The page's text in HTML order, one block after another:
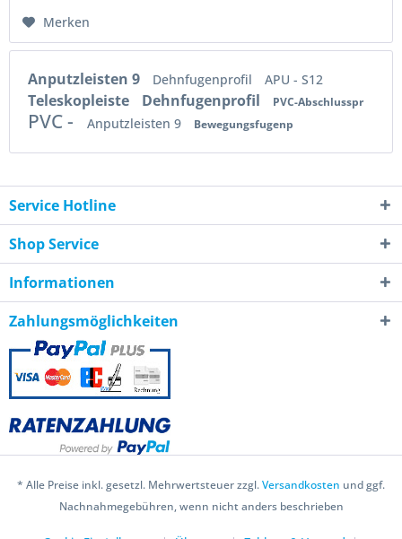
Merken
Anputzleisten 9 Dehnfugenprofil APU - S12
Teleskopleiste Dehnfugenprofil PVC-Abschlusspr
PVC - Anputzleisten 9 Bewegungsfugenp
Service Hotline
Shop Service
Informationen
Zahlungsmöglichkeiten
* Alle Preise inkl. gesetzl. Mehrwertsteuer zzgl.Versandkosten und ggf.
Nachnahmegebühren, wenn nicht anders beschrieben